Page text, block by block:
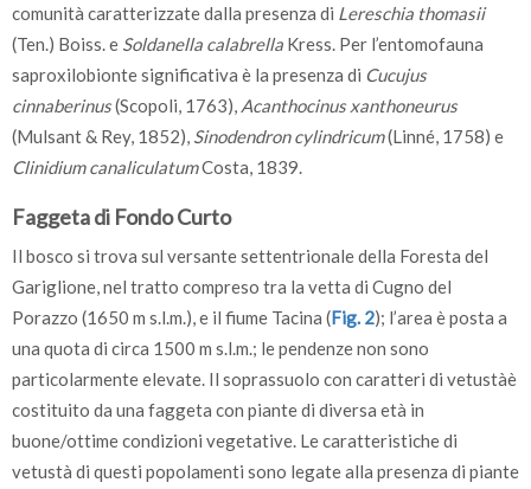
comunità caratterizzate dalla presenza di Lereschia thomasii
(Ten.) Boiss. e Soldanella calabrella Kress. Per l’entomofauna
saproxilobionte significativa è la presenza di Cucujus
cinnaberinus(Scopoli, 1763), Acanthocinus xanthoneurus
(Mulsant & Rey, 1852), Sinodendron cylindricum(Linné, 1758) e
Clinidium canaliculatumCosta, 1839.
Faggeta di Fondo Curto
Il bosco si trova sul versante settentrionale della Foresta del
Gariglione, nel tratto compreso tra la vetta di Cugno del
Porazzo (1650 m s.l.m.), e il fiume Tacina (Fig. 2); l’area è posta a
una quota di circa 1500 m s.l.m.; le pendenze non sono
particolarmente elevate. Il soprassuolo con caratteri di vetustàè
costituito da una faggeta con piante di diversa età in
buone/ottime condizioni vegetative. Le caratteristiche di
vetustà di questi popolamenti sono legate alla presenza di piante